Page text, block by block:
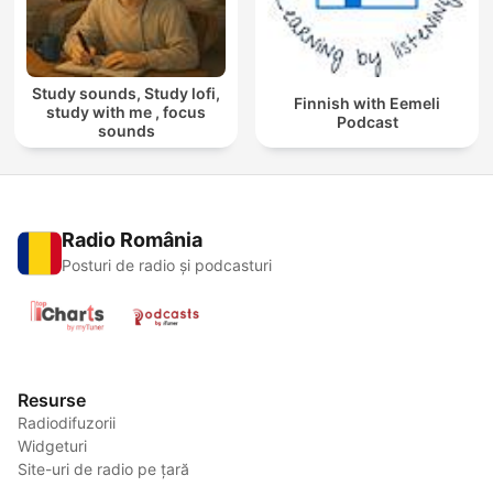
Study sounds, Study lofi,
study with me , focus
sounds
Finnish with Eemeli
Podcast
Radio România
Posturi de radio și podcasturi
Resurse
Radiodifuzorii
Widgeturi
Site-uri de radio pe țară